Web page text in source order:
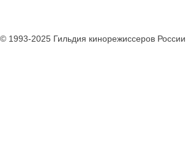
© 1993-2025 Гильдия кинорежиссеров России